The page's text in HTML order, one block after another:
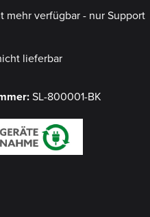
mehr verfügbar - nur Support
lieferbar
SL-800001-BK